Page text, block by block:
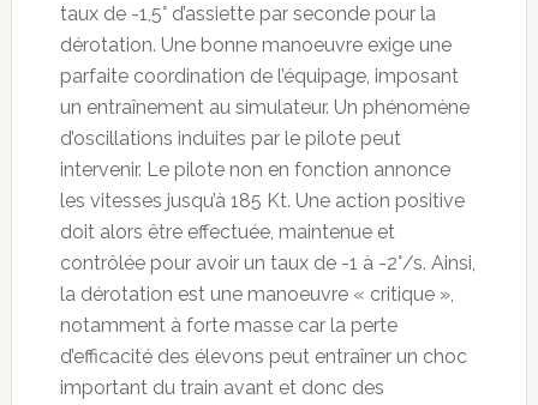
taux de -1,5° d’assiette par seconde pour la
dérotation. Une bonne manoeuvre exige une
parfaite coordination de l’équipage, imposant
un entraînement au simulateur. Un phénomène
d’oscillations induites par le pilote peut
intervenir. Le pilote non en fonction annonce
les vitesses jusqu’à 185 Kt. Une action positive
doit alors être effectuée, maintenue et
contrôlée pour avoir un taux de -1 à -2°/s. Ainsi,
la dérotation est une manoeuvre « critique »,
notamment à forte masse car la perte
d’efficacité des élevons peut entraîner un choc
important du train avant et donc des